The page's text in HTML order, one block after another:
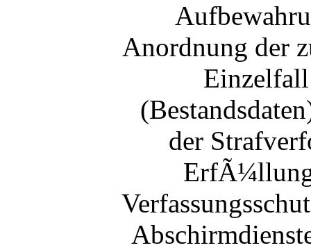
Anordnung der
der
ErfÃ¼llung